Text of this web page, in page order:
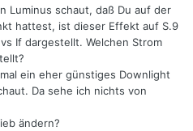
Luminus schaut, daß Du auf der
hattest, ist dieser Effekt auf S.9
If dargestellt. Welchen Strom
ein eher günstiges Downlight
Da sehe ich nichts von
ändern?